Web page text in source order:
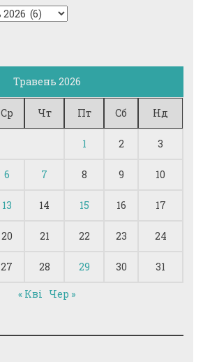
Травень 2026
Ср Чт Пт Сб Нд
1 2 3
6 7 8 9 10
13 14 15 16 17
20 21 22 23 24
27 28 29 30 31
« Кві Чер »